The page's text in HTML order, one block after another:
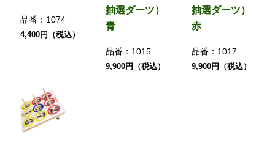
品番： 1074
4,400円（税込）
抽選ダーツ）
青
品番： 1015
9,900円（税込）
抽選ダーツ）
赤
品番： 1017
9,900円（税込）